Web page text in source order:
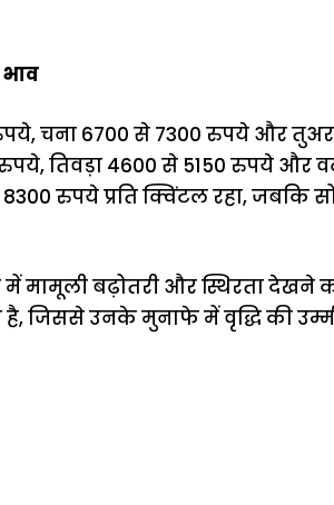
चना 6700 से 7300 रुपये और
तिवड़ा 4600 से 5150 रुपये और
रुपये प्रति क्विंटल रहा, जबकि
बढ़ोतरी और स्थिरता देखने
जिससे उनके मुनाफे में वृद्धि की